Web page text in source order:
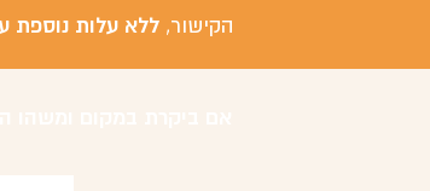
הקישור,ללא עלות נוספת